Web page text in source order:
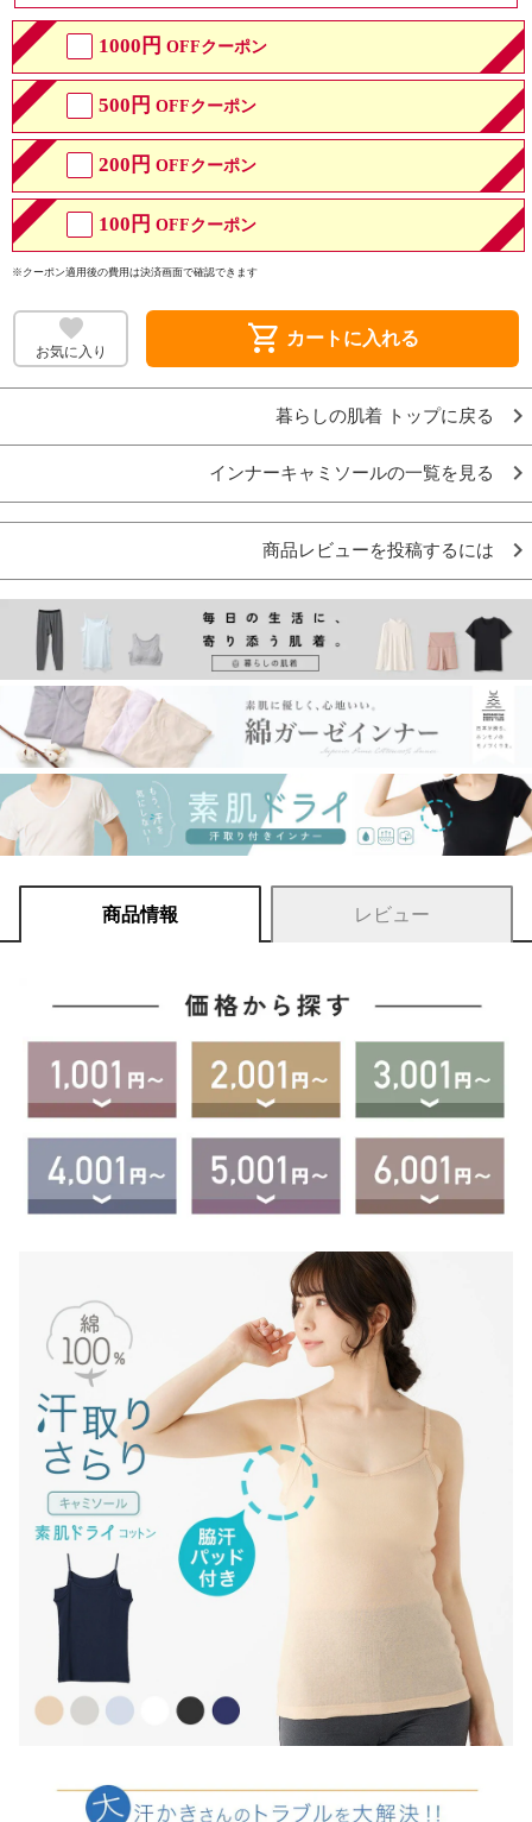
1000円 OFFクーポン
500円 OFFクーポン
200円 OFFクーポン
100円 OFFクーポン
※クーポン適用後の費用は決済画面で確認できます
お気に入り shopping_cart カートに入れる
暮らしの肌着 トップに戻る
インナーキャミソールの一覧を見る
商品レビューを投稿するには
商品情報 レビュー